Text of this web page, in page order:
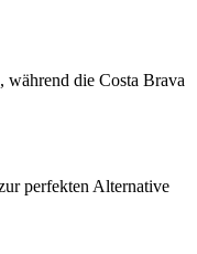
die Costa Brava
perfekten Alternative